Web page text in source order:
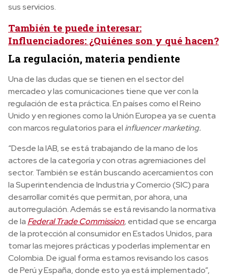
sus servicios.
También te puede interesar:
Influenciadores: ¿Quiénes son y qué hacen?
La regulación, materia pendiente
Una de las dudas que se tienen en el sector del
mercadeo y las comunicaciones tiene que ver con la
regulación de esta práctica. En países como el Reino
Unido y en regiones como la Unión Europea ya se cuenta
con marcos regulatorios para el influencer marketing.
“Desde la IAB, se está trabajando de la mano de los
actores de la categoría y con otras agremiaciones del
sector. También se están buscando acercamientos con
la Superintendencia de Industria y Comercio (SIC) para
desarrollar comités que permitan, por ahora, una
autorregulación. Además se está revisando la normativa
de la Federal Trade Commission, entidad que se encarga
de la protección al consumidor en Estados Unidos, para
tomar las mejores prácticas y poderlas implementar en
Colombia. De igual forma estamos revisando los casos
de Perú y España, donde esto ya está implementado”,